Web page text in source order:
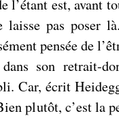
l’étant est, avant
pas poser
pensée de
son retrait-
Car, écrit
plutôt, c’est la